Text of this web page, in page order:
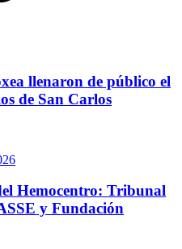
llenaron de público el
de San Carlos
Hemocentro: Tribunal
y Fundación